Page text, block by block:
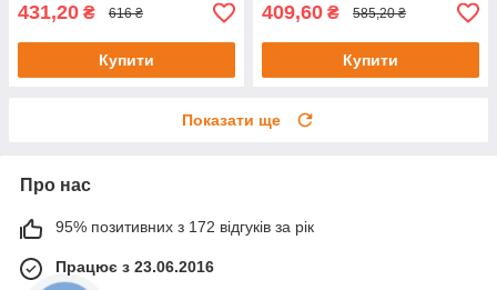
431,20 ₴ 616 ₴
Купити
409,60 ₴ 585,20 ₴
Купити
Показати ще
Про нас
95% позитивних з 172 відгуків за рік
Працює з 23.06.2016